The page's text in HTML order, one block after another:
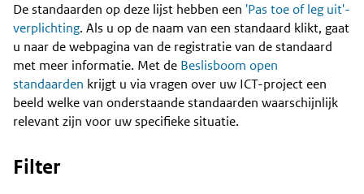
Content
De standaarden op deze lijst hebben een 'Pas toe of leg uit'-
verplichting. Als u op de naam van een standaard klikt, gaat
u naar de webpagina van de registratie van de standaard
met meer informatie. Met de Beslisboom open
standaarden krijgt u via vragen over uw ICT-project een
beeld welke van onderstaande standaarden waarschijnlijk
relevant zijn voor uw specifieke situatie.
Filter